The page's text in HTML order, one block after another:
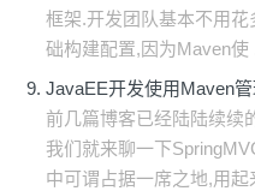
框架.开发团队基本不用
础构建配置,因为Maven使
JavaEE开发使用Maven
前几篇博客已经陆陆续续
我们就来聊一下
中可谓占据一席之地,用